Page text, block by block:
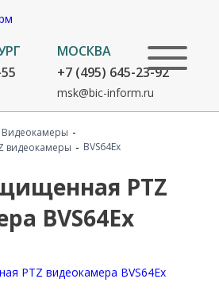
МОСКВА
+7 (495) 645-23-92
msk@bic-inform.ru
Видеокамеры -
видеокамеры - BVS64Ex
PTZ
BVS64Ex